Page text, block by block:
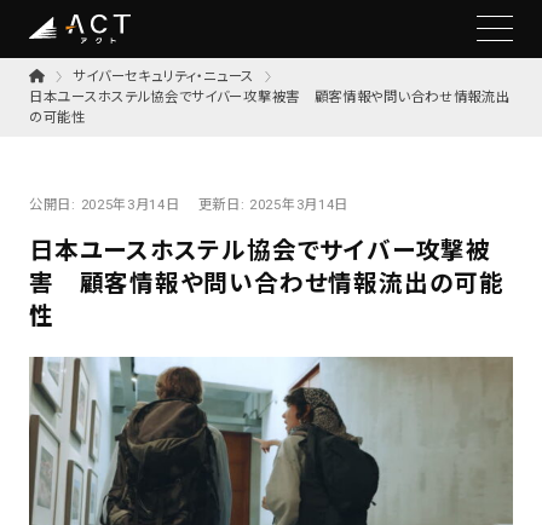
サイバーセキュリティ・ニュース
日本ユースホステル協会でサイバー攻撃被害 顧客情報や問い合わせ情報流出
の可能性
公開日: 2025年3月14日 更新日: 2025年3月14日
日本ユースホステル協会でサイバー攻撃被
害 顧客情報や問い合わせ情報流出の可能
性